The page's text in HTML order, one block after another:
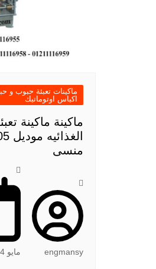
ماكينات تعبئة حبوب و
اكياس اوتوماتيك
ماكينة ماكينة
منسى
engmansy مايو 4, 2023